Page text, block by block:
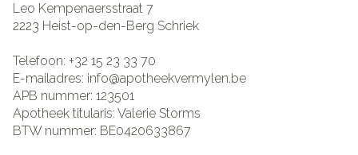
Leo Kempenaersstraat 7
2223 Heist-op-den-Berg Schriek
Telefoon: +32 15 23 33 70
E-mailadres: info@apotheekvermylen.be
APB nummer: 123501
Apotheek titularis: Valerie Storms
BTW nummer: BE0420633867